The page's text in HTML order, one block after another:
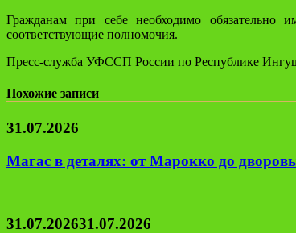
Гражданам при себе необходимо обязательно
соответствующие полномочия.
Пресс-служба УФССП России по Республике
Похожие записи
31.07.2026
Магас в деталях: от Марокко до
31.07.202631.07.2026